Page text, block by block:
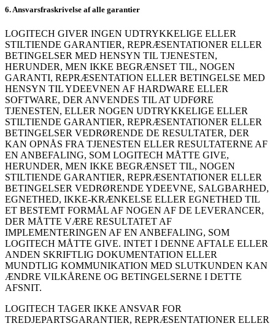
6. Ansvarsfraskrivelse af alle garantier
LOGITECH GIVER INGEN UDTRYKKELIGE ELLER
STILTIENDE GARANTIER, REPRÆSENTATIONER ELLER
BETINGELSER MED HENSYN TIL TJENESTEN,
HERUNDER, MEN IKKE BEGRÆNSET TIL, NOGEN
GARANTI, REPRÆSENTATION ELLER BETINGELSE MED
HENSYN TIL YDEEVNEN AF HARDWARE ELLER
SOFTWARE, DER ANVENDES TIL AT UDFØRE
TJENESTEN, ELLER NOGEN UDTRYKKELIGE ELLER
STILTIENDE GARANTIER, REPRÆSENTATIONER ELLER
BETINGELSER VEDRØRENDE DE RESULTATER, DER
KAN OPNÅS FRA TJENESTEN ELLER RESULTATERNE AF
EN ANBEFALING, SOM LOGITECH MÅTTE GIVE,
HERUNDER, MEN IKKE BEGRÆNSET TIL, NOGEN
STILTIENDE GARANTIER, REPRÆSENTATIONER ELLER
BETINGELSER VEDRØRENDE YDEEVNE, SALGBARHED,
EGNETHED, IKKE-KRÆNKELSE ELLER EGNETHED TIL
ET BESTEMT FORMÅL AF NOGEN AF DE LEVERANCER,
DER MÅTTE VÆRE RESULTATET AF
IMPLEMENTERINGEN AF EN ANBEFALING, SOM
LOGITECH MÅTTE GIVE. INTET I DENNE AFTALE ELLER
ANDEN SKRIFTLIG DOKUMENTATION ELLER
MUNDTLIG KOMMUNIKATION MED SLUTKUNDEN KAN
ÆNDRE VILKÅRENE OG BETINGELSERNE I DETTE
AFSNIT.
LOGITECH TAGER IKKE ANSVAR FOR
TREDJEPARTSGARANTIER, REPRÆSENTATIONER ELLER